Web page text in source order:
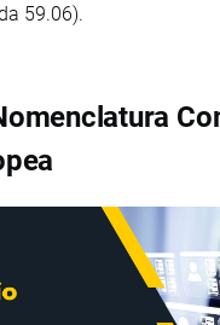
59.06).